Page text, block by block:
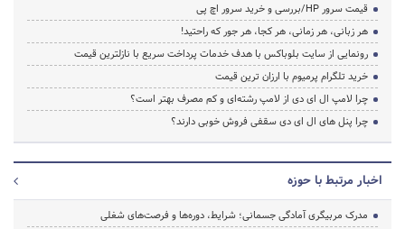
قیمت سرور HP/بررسی و خرید سرور اچ پی
هر زبانی، هر زمانی، هر کجا، هر جور که راحتید!
رونمایی از سایت بلوباکس با هدف خدمات پرداخت سریع با نازلترین قیمت
خرید تلگرام پرمیوم با ارزان ترین قیمت
چرا لامپ ال ای دی از لامپ رشته‌ای و کم مصرف بهتر است؟
چرا پنل های ال ای دی سقفی فروش خوبی دارند؟
اخبار مرتبط با حوزه
مدرک مربیگری آمادگی جسمانی؛ شرایط، دوره‌ها و فرصت‌های شغلی